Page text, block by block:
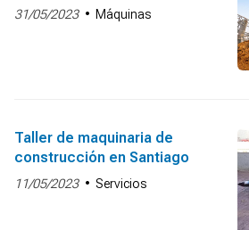
31/05/2023 Máquinas
Taller de maquinaria de
construcción en Santiago
11/05/2023 Servicios